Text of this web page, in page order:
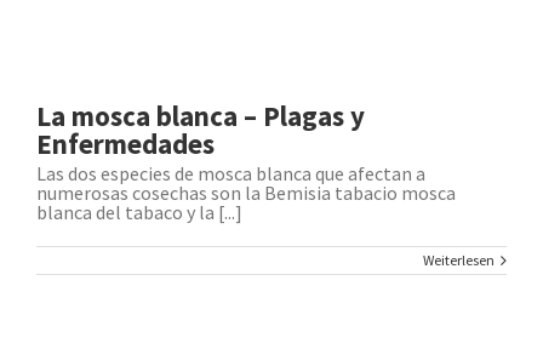
La mosca blanca – Plagas y
Enfermedades
Las dos especies de mosca blanca que afectan a
numerosas cosechas son la Bemisia tabacio mosca
blanca del tabaco y la [...]
Weiterlesen